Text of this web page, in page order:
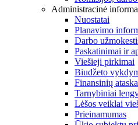
Administracinė
Nuostatai
Planavimo
Darbo
Paskatinimai ir
Viešieji pirkimai
Biudžeto
Finansinių
Tarnybiniai
Lėšos veiklai
Prieinamumas